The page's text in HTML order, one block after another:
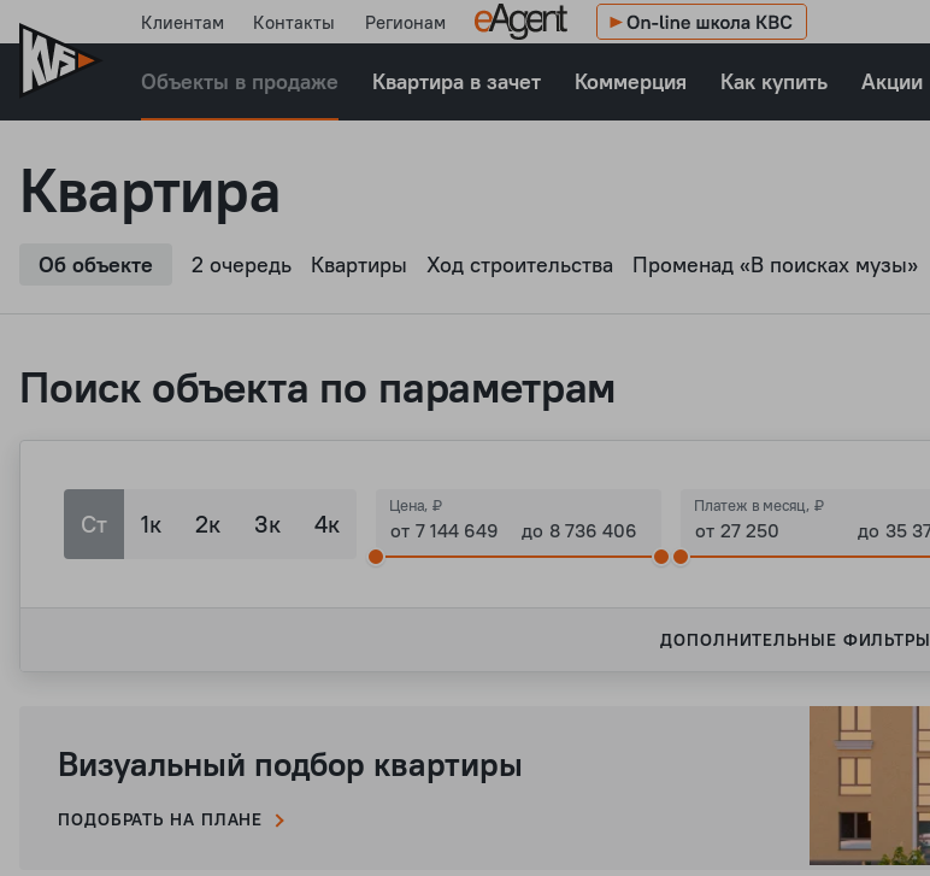
Клиентам Контакты Регионам
Объекты в продаже Квартира в зачет Коммерция Как купить Акции
Квартира
Об объекте 2 очередь Квартиры Ход строительства Променад «В поисках музы»
Поиск объекта по параметрам
Ст 1к 2к 3к 4к
Цена, ₽
от до
Платеж в месяц, ₽
от до
ДОПОЛНИТЕЛЬНЫЕ ФИЛЬТРЫ
Визуальный подбор квартиры
ПОДОБРАТЬ НА ПЛАНЕ